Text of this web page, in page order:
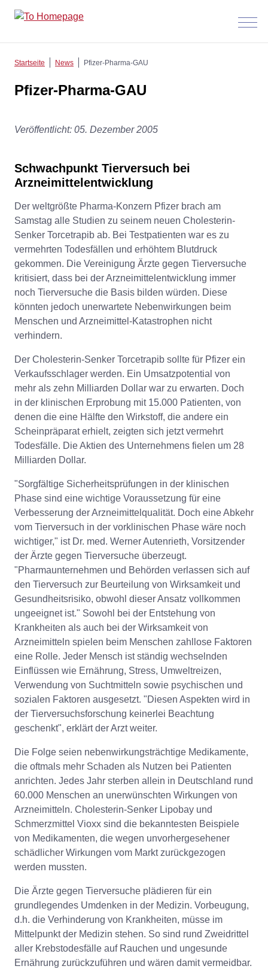
Menü
Startseite News Pfizer-Pharma-GAU
Pfizer-Pharma-GAU
Veröffentlicht: 05. Dezember 2005
Schwachpunkt Tierversuch bei
Arzneimittelentwicklung
Der weltgrößte Pharma-Konzern Pfizer brach am
Samstag alle Studien zu seinem neuen Cholesterin-
Senker Torcetrapib ab. Bei Testpatienten war es zu
vermehrten Todesfällen und erhöhtem Blutdruck
gekommen. Die Vereinigung Ärzte gegen Tierversuche
kritisiert, dass bei der Arzneimittelentwicklung immer
noch Tierversuche die Basis bilden würden. Diese
könnten jedoch unerwartete Nebenwirkungen beim
Menschen und Arzneimittel-Katastrophen nicht
verhindern.
Der Cholesterin-Senker Torcetrapib sollte für Pfizer ein
Verkaufsschlager werden. Ein Umsatzpotential von
mehr als zehn Milliarden Dollar war zu erwarten. Doch
in der klinischen Erprobung mit 15.000 Patienten, von
denen die eine Hälfte den Wirkstoff, die andere ein
Scheinpräparat erhielt, zeigten sich jetzt vermehrt
Todesfälle. Die Aktien des Unternehmens fielen um 28
Milliarden Dollar.
"Sorgfältige Sicherheitsprüfungen in der klinischen
Phase sind eine wichtige Voraussetzung für eine
Verbesserung der Arzneimittelqualität. Doch eine Abkehr
vom Tierversuch in der vorklinischen Phase wäre noch
wichtiger," ist Dr. med. Werner Autenrieth, Vorsitzender
der Ärzte gegen Tierversuche überzeugt.
"Pharmaunternehmen und Behörden verlassen sich auf
den Tierversuch zur Beurteilung von Wirksamkeit und
Gesundheitsrisiko, obwohl dieser Ansatz vollkommen
ungeeignet ist." Sowohl bei der Entstehung von
Krankheiten als auch bei der Wirksamkeit von
Arzneimitteln spielen beim Menschen zahllose Faktoren
eine Rolle. Jeder Mensch ist ständig wechselnden
Einflüssen wie Ernährung, Stress, Umweltreizen,
Verwendung von Suchtmitteln sowie psychischen und
sozialen Faktoren ausgesetzt. "Diesen Aspekten wird in
der Tierversuchsforschung keinerlei Beachtung
geschenkt", erklärt der Arzt weiter.
Die Folge seien nebenwirkungsträchtige Medikamente,
die oftmals mehr Schaden als Nutzen bei Patienten
anrichten. Jedes Jahr sterben allein in Deutschland rund
60.000 Menschen an unerwünschten Wirkungen von
Arzneimitteln. Cholesterin-Senker Lipobay und
Schmerzmittel Vioxx sind die bekanntesten Beispiele
von Medikamenten, die wegen unvorhergesehener
schädlicher Wirkungen vom Markt zurückgezogen
werden mussten.
Die Ärzte gegen Tierversuche plädieren für ein
grundlegendes Umdenken in der Medizin. Vorbeugung,
d.h. die Verhinderung von Krankheiten, müsse im
Mittelpunkt der Medizin stehen. So sind rund Zweidrittel
aller Krebstodesfälle auf Rauchen und ungesunde
Ernährung zurückzuführen und wären damit vermeidbar.